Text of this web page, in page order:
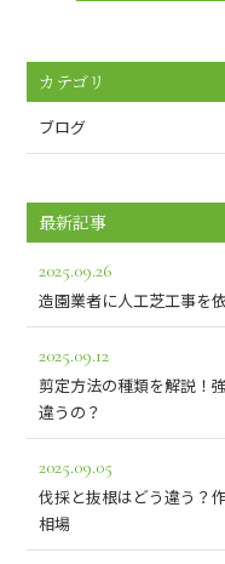
カテゴリ
ブログ
最新記事
2025.09.26
造園業者に人工芝工事を
2025.09.12
剪定方法の種類を解説！
違うの？
2025.09.05
伐採と抜根はどう違う？
相場